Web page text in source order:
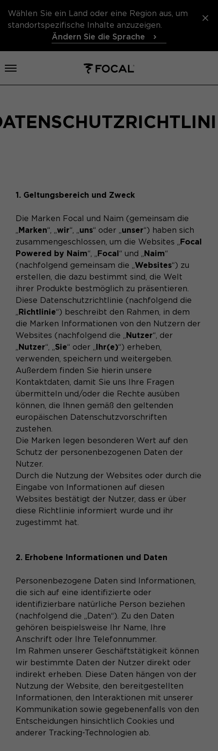
Wählen Sie ein Land oder eine Region aus, um
standortspezifische Inhalte anzuzeigen.
Ändern Sie die Sprache
Menü öffnen
1. Geltungsbereich und Zweck
Die Marken Focal und Naim (gemeinsam die
„Marken“, „wir“, „uns“ oder „unser“) haben sich
zusammengeschlossen, um die Websites „Focal
Powered by Naim“, „Focal“ und „Naim“
(nachfolgend gemeinsam die „Websites“) zu
erstellen, die dazu bestimmt sind, die Welt
ihrer Produkte bestmöglich zu präsentieren.
Diese Datenschutzrichtlinie (nachfolgend die
„Richtlinie“) beschreibt den Rahmen, in dem
die Marken Informationen von den Nutzern der
Websites (nachfolgend die „Nutzer“, der
„Nutzer“, „Sie“ oder „Ihr(e)“) erheben,
verwenden, speichern und weitergeben.
Außerdem finden Sie hierin unsere
Kontaktdaten, damit Sie uns Ihre Fragen
übermitteln und/oder die Rechte ausüben
können, die Ihnen gemäß den geltenden
europäischen Datenschutzvorschriften
zustehen.
Die Marken legen besonderen Wert auf den
Schutz der personenbezogenen Daten der
Nutzer.
Durch die Nutzung der Websites oder durch die
Eingabe von Informationen auf diesen
Websites bestätigt der Nutzer, dass er über
diese Richtlinie informiert wurde und ihr
zugestimmt hat.
2. Erhobene Informationen und Daten
Personenbezogene Daten sind Informationen,
die sich auf eine identifizierte oder
identifizierbare natürliche Person beziehen
(nachfolgend die „Daten“). Zu den Daten
gehören beispielsweise Ihr Name, Ihre
Anschrift oder Ihre Telefonnummer.
Im Rahmen unserer Geschäftstätigkeit können
wir bestimmte Daten der Nutzer direkt oder
indirekt erheben. Diese Daten hängen von der
Nutzung der Website, den bereitgestellten
Informationen, den Interaktionen mit unserer
Kommunikation sowie gegebenenfalls von den
Entscheidungen hinsichtlich Cookies und
anderer Tracking-Technologien ab.